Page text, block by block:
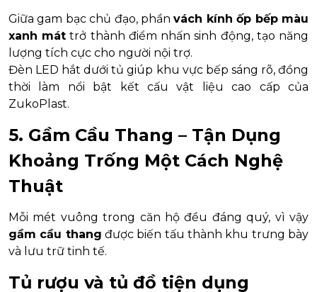
Giữa gam bạc chủ đạo, phầnvách kính ốp bếp màu
xanh mát trở thành điểm nhấn sinh động, tạo năng
lượng tích cực cho người nội trợ.
Đèn LED hắt dưới tủ giúp khu vực bếp sáng rõ, đồng
thời làm nổi bật kết cấu vật liệu cao cấp của
ZukoPlast.
5. Gầm Cầu Thang – Tận Dụng
Khoảng Trống Một Cách Nghệ
Thuật
Mỗi mét vuông trong căn hộ đều đáng quý, vì vậy
gầm cầu thang được biến tấu thành khu trưng bày
và lưu trữ tinh tế.
Tủ rượu và tủ đồ tiện dụng